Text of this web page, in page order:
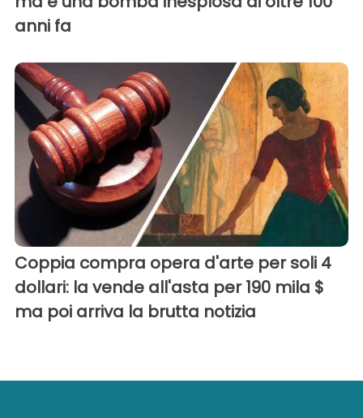
anni fa
Coppia compra opera d'arte per soli 4
dollari: la vende all'asta per 190 mila $
ma poi arriva la brutta notizia